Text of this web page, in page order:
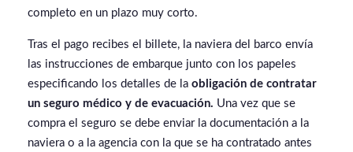
completo en un plazo muy corto.
Tras el pago recibes el billete, la naviera del barco envía
las instrucciones de embarque junto con los papeles
especificando los detalles de la obligación de contratar
un seguro médico y de evacuación. Una vez que se
compra el seguro se debe enviar la documentación a la
naviera o a la agencia con la que se ha contratado antes